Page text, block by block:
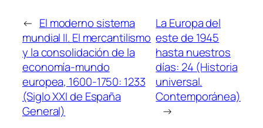
← El moderno sistema
mundial II. El mercantilismo
y la consolidación de la
economía-mundo
europea, 1600-1750: 1233
(Siglo XXI de España
General)
La Europa del
este de 1945
hasta nuestros
días: 24 (Historia
universal.
Contemporánea)
→